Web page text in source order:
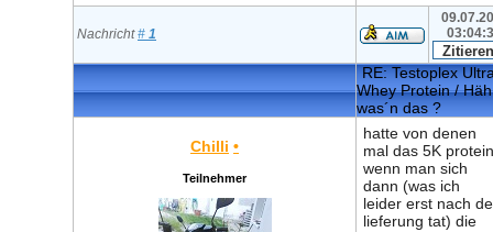
Nachricht# 1
RE: Testoplex
Whey Protein / Häh
was´n das ?
Chilli •
Teilnehmer
hatte von denen
mal das 5K
wenn man sich
dann (was ich
leider erst nach
lieferung tat) die